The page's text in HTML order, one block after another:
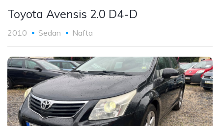
Toyota Avensis 2.0 D4-D
2010 Sedan Nafta